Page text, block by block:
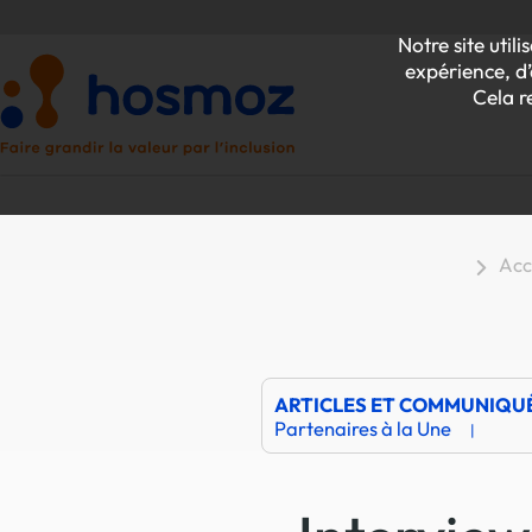
Notre site
expérience,
Cela
ARTICLES ET
Partenaires à la Une